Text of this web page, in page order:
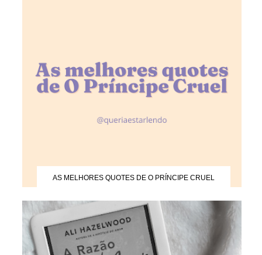
AS MELHORES QUOTES DE O PRÍNCIPE CRUEL